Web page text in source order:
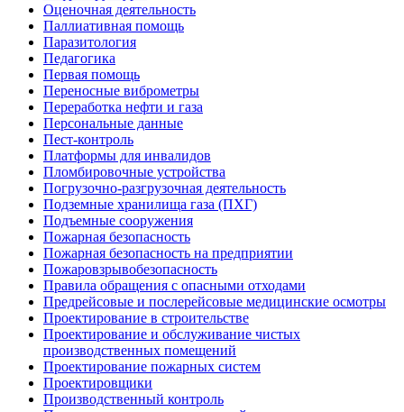
Оценочная деятельность
Паллиативная помощь
Паразитология
Педагогика
Первая помощь
Переносные виброметры
Переработка нефти и газа
Персональные данные
Пест-контроль
Платформы для инвалидов
Пломбировочные устройства
Погрузочно-разгрузочная деятельность
Подземные хранилища газа (ПХГ)
Подъемные сооружения
Пожарная безопасность
Пожарная безопасность на предприятии
Пожаровзрывобезопасность
Правила обращения с опасными отходами
Предрейсовые и послерейсовые медицинские осмотры
Проектирование в строительстве
Проектирование и обслуживание чистых
производственных помещений
Проектирование пожарных систем
Проектировщики
Производственный контроль